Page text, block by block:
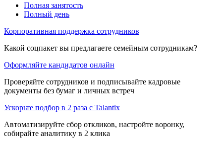
Полная занятость
Полный день
Корпоративная поддержка сотрудников
Какой соцпакет вы предлагаете семейным сотрудникам?
Оформляйте кандидатов онлайн
Проверяйте сотрудников и подписывайте кадровые
документы без бумаг и личных встреч
Ускорьте подбор в 2 раза с Talantix
Автоматизируйте сбор откликов, настройте воронку,
собирайте аналитику в 2 клика